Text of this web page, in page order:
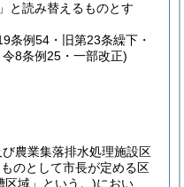
と読み替えるものとす
条例54・旧第23条繰下・
8条例25・一部改正)
農業集落排水処理施設区
のとして市長が定める区
区域」という。)におい